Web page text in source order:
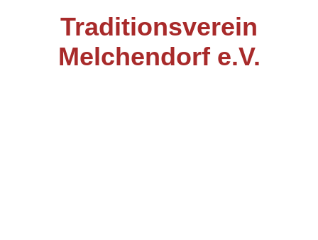
Traditionsverein
Melchendorf e.V.